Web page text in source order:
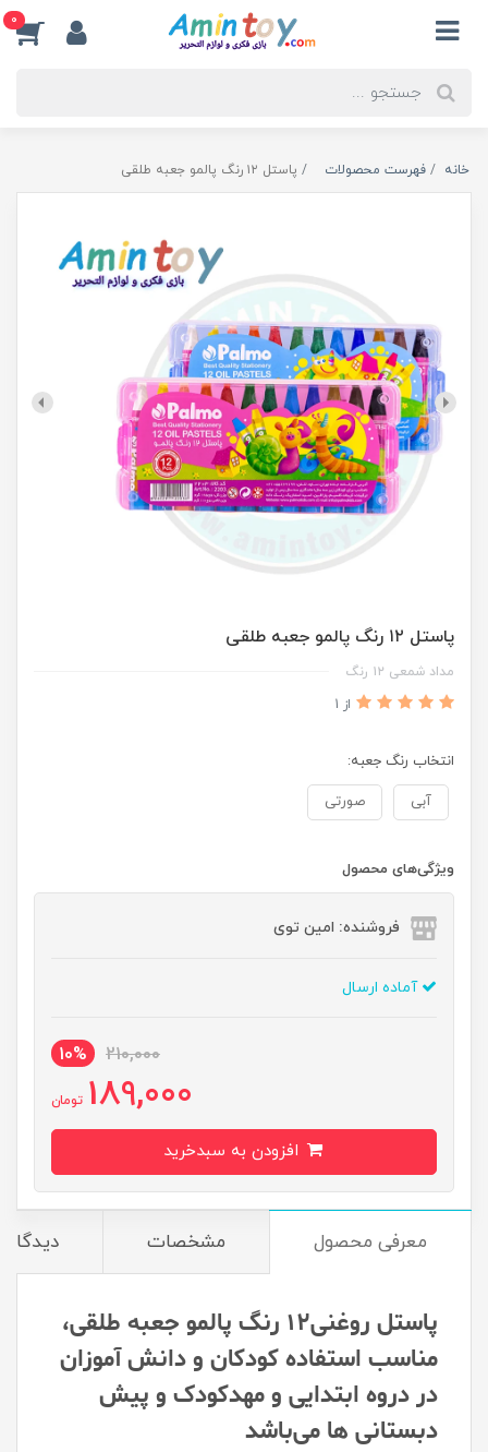
0
خانه فهرست محصولات پاستل ۱۲ رنگ پالمو جعبه طلقی
پاستل ۱۲ رنگ پالمو جعبه طلقی
مداد شمعی ۱۲ رنگ
از 1
انتخاب رنگ جعبه:
آبی صورتی
ویژگی‌های محصول
فروشنده: امین توی
آماده ارسال
210,000
10%
189,000 تومان
معرفی محصول مشخصات
پاستل روغنی۱۲ رنگ پالمو جعبه طلقی،
مناسب استفاده کودکان و دانش آموزان
در دروه ابتدایی و مهدکودک و پیش
دبستانی ها می‌باشد